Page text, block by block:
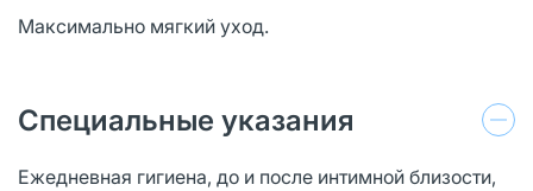
Максимально мягкий уход.
Специальные указания
Ежедневная гигиена, до и после интимной близости,